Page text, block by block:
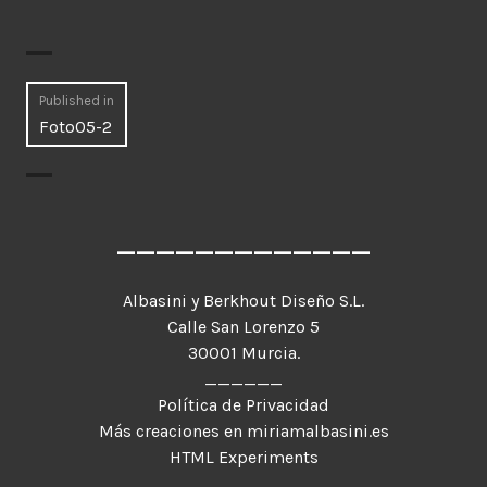
Navegación
de
Published in
Foto05-2
_____________
Albasini y Berkhout Diseño S.L.
Calle San Lorenzo 5
30001 Murcia.
______
Política de Privacidad
Más creaciones en miriamalbasini.es
HTML Experiments